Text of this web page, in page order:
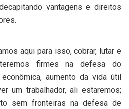
vantagens e direitos
aqui para isso, cobrar, lutar e
firmes na defesa do
aumento da vida útil
um trabalhador, ali estaremos;
sem fronteiras na defesa de